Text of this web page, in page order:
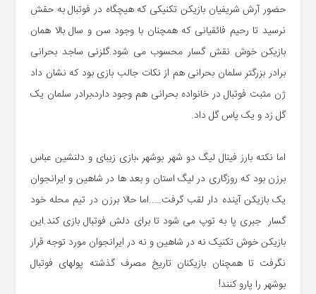
حضور آرش شریفیان بازیکن تکنیکی که هیچگاه در فوتبال به حقش
نرسید تا رحیم فائقیانی که همچنان با وجود سن و سال بالا همان
بازیکن خوش نقش گسار محسوب می شود.گلزنی ساجد بحرانی
برادر بزرگتر سلمان بحرانی هم از نکات جالب بازی بود که نشان داد
ژن مثبت فوتبال در خانواده بحرانی هم وجود دارد،برادر سلمان یک
گل زد و یک پاس گل داد.
اما نکته بارز فینال لیگ دو شهر بوشهر ،بازی زیبای و دلنشین عباس
برزن بود که روزگاری در لیگ استان و بعد ها در شاهین و ایرانجوان
یک بازیکن آینده دار لقب گرفت…..اما حالا برزن در تیم محله خود
گسار جبری پا به توپ می شود تا برای دلش فوتبال بازی کند.این
بازیکن خوش تکنیک نه در شاهین و نه در ایرانجوان مورد توجه قرار
نگرفت تا همچنان بازیکنان تاریخ مصرف گذشته پولهای فوتبال
بوشهر را پارو کنند!